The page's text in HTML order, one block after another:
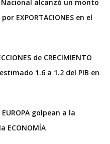
Nacional alcanzó un monto
EXPORTACIONES en el
de CRECIMIENTO
1.6 a 1.2 del PIB en
EUROPA golpean a la
ECONOMÍA